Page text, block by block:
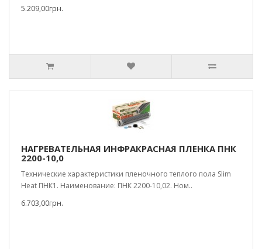
5.209,00грн.
НАГРЕВАТЕЛЬНАЯ ИНФРАКРАСНАЯ ПЛЕНКА ПНК
2200-10,0
Технические характеристики пленочного теплого пола Slim
Heat ПНК1. Наименование: ПНК 2200-10,02. Ном..
6.703,00грн.